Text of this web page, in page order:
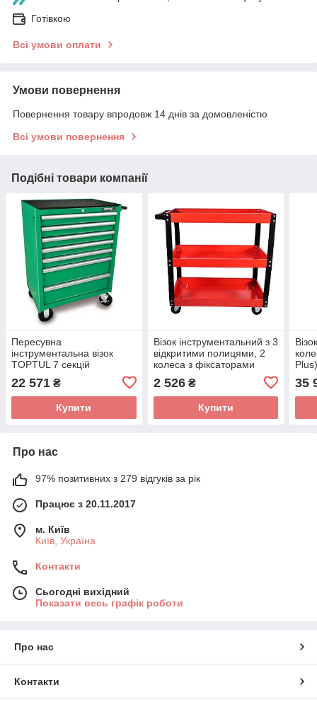
Готівкою
Всі умови оплати
Умови повернення
Повернення товару впродовж 14 днів за домовленістю
Всі умови повернення
Подібні товари компанії
Пересувна
інструментальна візок
TOPTUL 7 секцій
22 571 ₴
Купити
Візок інструментальний з 3
відкритими полицями, 2
колеса з фіксаторами
2 526₴
Купити
35
Про нас
97% позитивних з 279 відгуків за рік
Працює з 20.11.2017
м. Київ
Київ, Україна
Контакти
Сьогодні вихідний
Показати весь графік роботи
Про нас
Контакти